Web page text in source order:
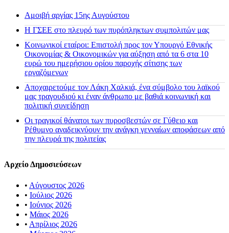
Αμοιβή αργίας 15ης Αυγούστου
H ΓΣΕΕ στο πλευρό των πυρόπληκτων συμπολιτών μας
Κοινωνικοί εταίροι: Επιστολή προς τον Υπουργό Εθνικής
Οικονομίας & Οικονομικών για αύξηση από τα 6 στα 10
ευρώ του ημερήσιου ορίου παροχής σίτισης των
εργαζόμενων
Αποχαιρετούμε τον Λάκη Χαλκιά, ένα σύμβολο του λαϊκού
μας τραγουδιού κι έναν άνθρωπο με βαθιά κοινωνική και
πολιτική συνείδηση
Οι τραγικοί θάνατοι των πυροσβεστών σε Γύθειο και
Ρέθυμνο αναδεικνύουν την ανάγκη γενναίων αποφάσεων από
την πλευρά της πολιτείας
Αρχείο Δημοσιεύσεων
• Αύγουστος 2026
• Ιούλιος 2026
• Ιούνιος 2026
• Μάιος 2026
• Απρίλιος 2026